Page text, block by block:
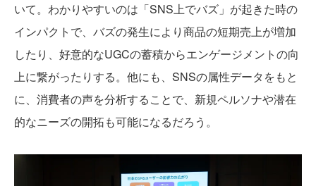
いて。わかりやすいのは「SNS上でバズ」が起きた時の
インパクトで、バズの発生により商品の短期売上が増加
したり、好意的なUGCの蓄積からエンゲージメントの向
上に繋がったりする。他にも、SNSの属性データをもと
に、消費者の声を分析することで、新規ペルソナや潜在
的なニーズの開拓も可能になるだろう。